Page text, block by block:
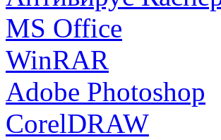
MS Office
WinRAR
Adobe Photoshop
CorelDRAW